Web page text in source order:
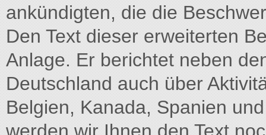
ankündigten, die die
Den Text dieser erweiterten
Anlage. Er berichtet neben
Deutschland auch über
Belgien, Kanada, Spanien